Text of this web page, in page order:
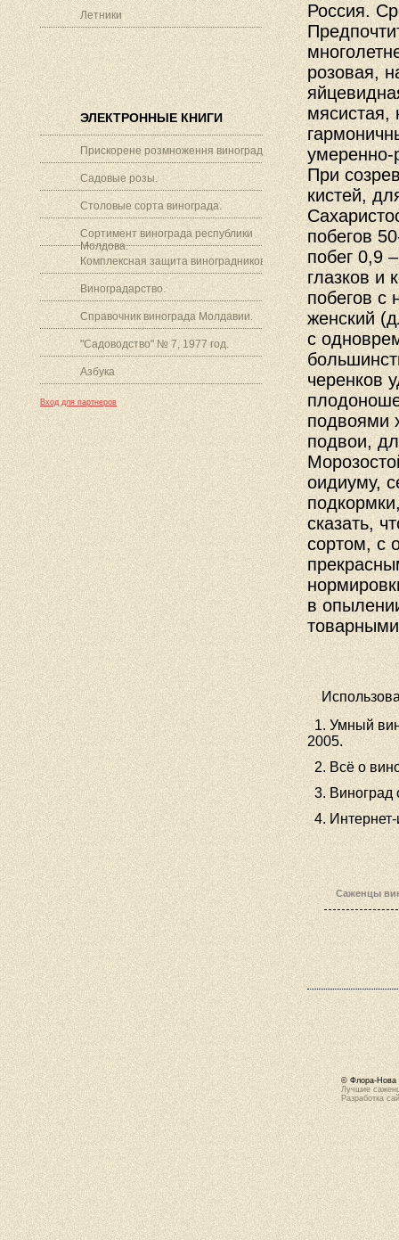
Летники
ЭЛЕКТРОННЫЕ КНИГИ
Прискорене розмноження винограду.
Садовые розы.
Столовые сорта винограда.
Сортимент винограда республики
Молдова.
Комплексная защита виноградников.
Виноградарство.
Справочник винограда Молдавии.
"Садоводство" № 7, 1977 год.
Азбука
Вход для партнеров
Россия.
розовая,
мясистая,
умеренно-
При
кистей,
побегов
побег 0,9
глазков и
побегов с
женский
с
черенков
подвоями
подвои,
оидиуму,
сказать,
сортом, с
в
1. Умный
2005.
2. Всё о
3. Виноград
4. Интернет-
Саженцы
© Флора-Нова
Лучшие
Разработка